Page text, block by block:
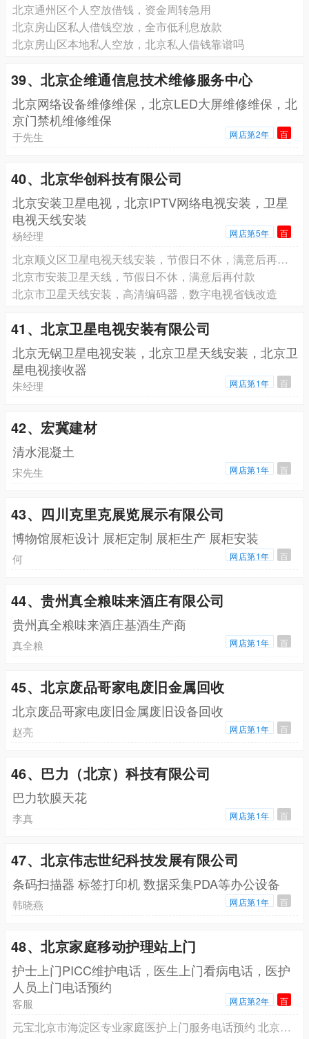
北京通州区个人空放借钱，资金周转急用
北京房山区私人借钱空放，全市低利息放款
北京房山区本地私人空放，北京私人借钱靠谱吗
39、北京企维通信息技术维修服务中心
北京网络设备维修维保，北京LED大屏维修维保，北
京门禁机维修维保
于先生 网店第2年 百
40、北京华创科技有限公司
北京安装卫星电视，北京IPTV网络电视安装，卫星
电视天线安装
杨经理 网店第5年 百
北京顺义区卫星电视天线安装，节假日不休，满意后再付款
北京市安装卫星天线，节假日不休，满意后再付款
北京市卫星天线安装，高清编码器，数字电视省钱改造
41、北京卫星电视安装有限公司
北京无锅卫星电视安装，北京卫星天线安装，北京卫
星电视接收器
朱经理 网店第1年 百
42、宏冀建材
清水混凝土
宋先生 网店第1年 百
43、四川克里克展览展示有限公司
博物馆展柜设计 展柜定制 展柜生产 展柜安装
何 网店第1年 百
44、贵州真全粮味来酒庄有限公司
贵州真全粮味来酒庄基酒生产商
真全粮 网店第1年 百
45、北京废品哥家电废旧金属回收
北京废品哥家电废旧金属废旧设备回收
赵亮 网店第1年 百
46、巴力（北京）科技有限公司
巴力软膜天花
李真 网店第1年 百
47、北京伟志世纪科技发展有限公司
条码扫描器 标签打印机 数据采集PDA等办公设备
韩晓燕 网店第1年 百
48、北京家庭移动护理站上门
护士上门PICC维护电话，医生上门看病电话，医护
人员上门电话预约
客服 网店第2年 百
元宝北京市海淀区专业家庭医护上门服务电话预约 北京专业护士上门打针输液电话预约，北京市专业家庭医护上门电话号码